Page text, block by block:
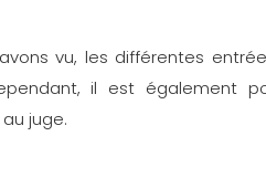
vu, les différentes
il est également
juge.